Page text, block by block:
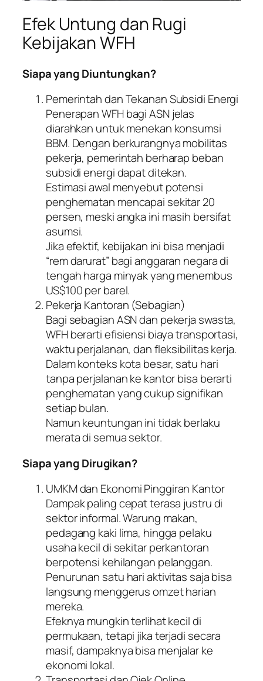
Efek Untung dan Rugi
Kebijakan WFH
Siapa yang Diuntungkan?
Pemerintah dan Tekanan Subsidi Energi
Penerapan WFH bagi ASN jelas
diarahkan untuk menekan konsumsi
BBM. Dengan berkurangnya mobilitas
pekerja, pemerintah berharap beban
subsidi energi dapat ditekan.
Estimasi awal menyebut potensi
penghematan mencapai sekitar 20
persen, meski angka ini masih bersifat
asumsi.
Jika efektif, kebijakan ini bisa menjadi
“rem darurat” bagi anggaran negara di
tengah harga minyak yang menembus
US$100 per barel.
Pekerja Kantoran (Sebagian)
Bagi sebagian ASN dan pekerja swasta,
WFH berarti efisiensi biaya transportasi,
waktu perjalanan, dan fleksibilitas kerja.
Dalam konteks kota besar, satu hari
tanpa perjalanan ke kantor bisa berarti
penghematan yang cukup signifikan
setiap bulan.
Namun keuntungan ini tidak berlaku
merata di semua sektor.
Siapa yang Dirugikan?
UMKM dan Ekonomi Pinggiran Kantor
Dampak paling cepat terasa justru di
sektor informal. Warung makan,
pedagang kaki lima, hingga pelaku
usaha kecil di sekitar perkantoran
berpotensi kehilangan pelanggan.
Penurunan satu hari aktivitas saja bisa
langsung menggerus omzet harian
mereka.
Efeknya mungkin terlihat kecil di
permukaan, tetapi jika terjadi secara
masif, dampaknya bisa menjalar ke
ekonomi lokal.